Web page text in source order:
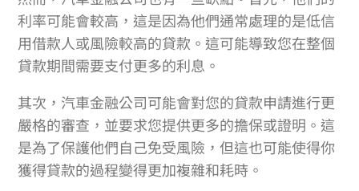
利率可能會較高，這是因為他們通常處理的是低信
用借款人或風險較高的貸款。這可能導致您在整個
貸款期間需要支付更多的利息。
其次，汽車金融公司可能會對您的貸款申請進行更
嚴格的審查，並要求您提供更多的擔保或證明。這
是為了保護他們自己免受風險，但這也可能使得你
獲得貸款的過程變得更加複雜和耗時。